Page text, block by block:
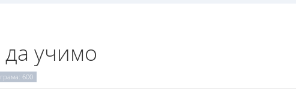
учимо
600